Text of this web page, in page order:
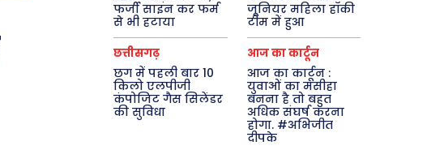
फर्जी साइन कर फर्म
से भी हटाया
जूनियर महिला हॉकी
टीम में हुआ
छत्तीसगढ़
छग में पहली बार 10
किलो एलपीजी
कंपोजिट गैस सिलेंडर
की सुविधा
आज का कार्टून
आज का कार्टून :
युवाओं का मसीहा
बनना है तो बहुत
अधिक संघर्ष करना
होगा. #अभिजीत
दीपके